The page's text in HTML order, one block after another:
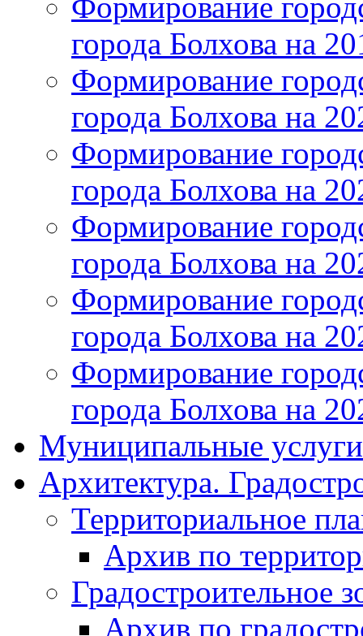
Формирование
города Болхова на
Формирование
города Болхова на
Формирование
города Болхова на
Формирование
города Болхова на
Формирование
города Болхова на
Формирование
города Болхова на
Муниципальные услуги
Архитектура.
Территориальное
Архив по
Градостроительное
Архив по